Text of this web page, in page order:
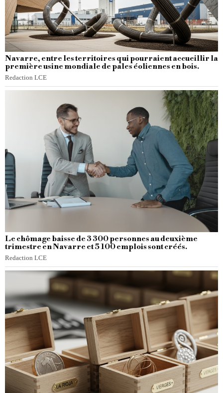
Navarre, entre les territoires qui pourraient accueillir la
première usine mondiale de pales éoliennes en bois.
Redaction LCE
Le chômage baisse de 3 300 personnes au deuxième
trimestre en Navarre et 5 100 emplois sont créés.
Redaction LCE